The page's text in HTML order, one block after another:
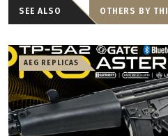
SEE ALSO OTHERS BY
AEG REPLICAS